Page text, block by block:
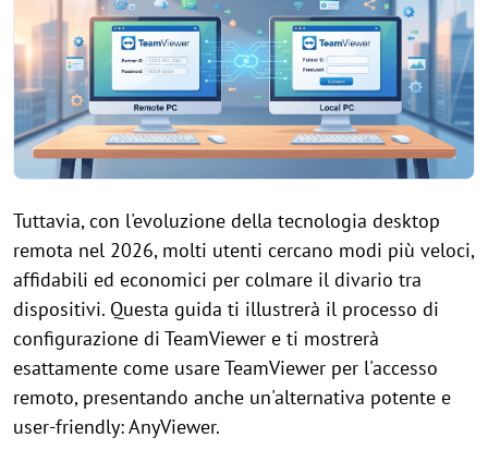
Tuttavia, con l'evoluzione della tecnologia desktop
remota nel 2026, molti utenti cercano modi più veloci,
affidabili ed economici per colmare il divario tra
dispositivi. Questa guida ti illustrerà il processo di
configurazione di TeamViewer e ti mostrerà
esattamente come usare TeamViewer per l'accesso
remoto, presentando anche un'alternativa potente e
user-friendly: AnyViewer.